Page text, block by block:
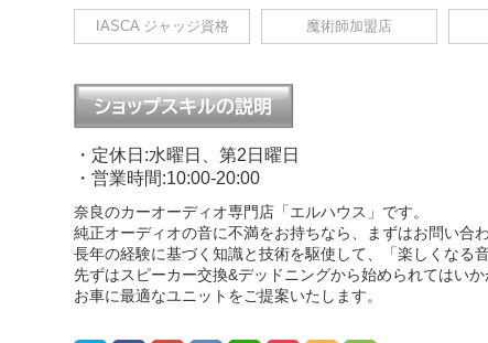
IASCA ジャッジ資格 魔術師加盟店
・定休日:水曜日、第2日曜日
・営業時間:10:00-20:00
奈良のカーオーディオ専門店「エルハウス」です。
純正オーディオの音に不満をお持ちなら、まずはお問い合わ
長年の経験に基づく知識と技術を駆使して、「楽しくなる
先ずはスピーカー交換&デッドニングから始められてはい
お車に最適なユニットをご提案いたします。